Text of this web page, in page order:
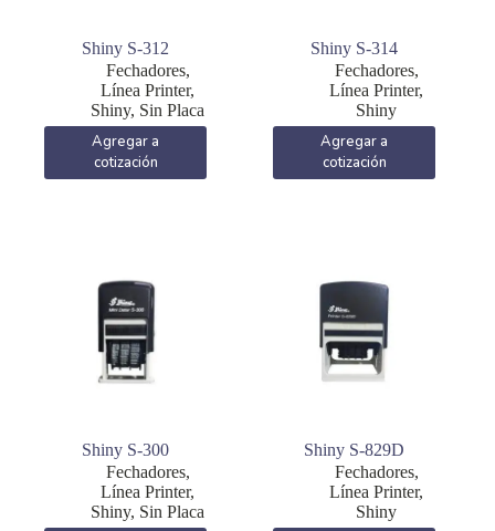
Shiny S-312
Fechadores,
Línea Printer,
Shiny, Sin Placa
Agregar a
cotización
Shiny S-314
Fechadores,
Línea Printer,
Shiny
Agregar a
cotización
Shiny S-300
Fechadores,
Línea Printer,
Shiny, Sin Placa
Shiny S-829D
Fechadores,
Línea Printer,
Shiny